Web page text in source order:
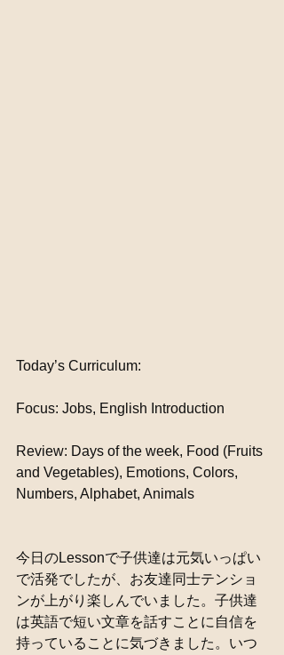
Today’s Curriculum:
Focus: Jobs, English Introduction
Review: Days of the week, Food (Fruits
and Vegetables), Emotions, Colors,
Numbers, Alphabet, Animals
今日のLessonで子供達は元気いっぱい
で活発でしたが、お友達同士テンショ
ンが上がり楽しんでいました。子供達
は英語で短い文章を話すことに自信を
持っていることに気づきました。いつ